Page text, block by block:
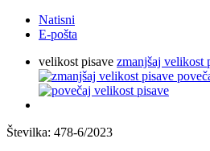
Natisni
E-pošta
velikost pisave zmanjšaj velikost
Številka: 478-6/2023